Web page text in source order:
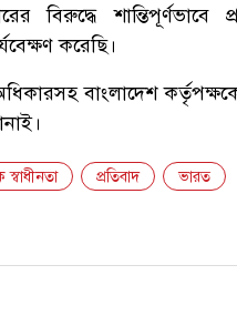
শান্তিপূর্ণভাবে
করেছি।
বাংলাদেশ
স্বাধীনতা প্রতিবাদ
ভারত